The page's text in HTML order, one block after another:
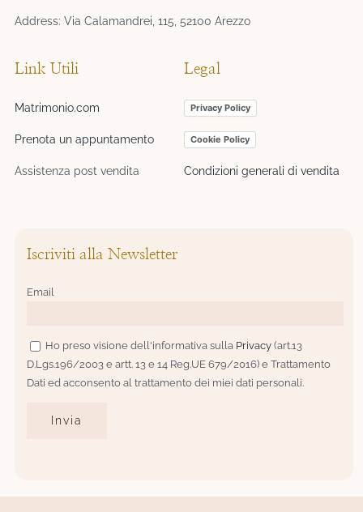
Address: Via Calamandrei, 115, 52100 Arezzo
Link Utili
Matrimonio.com
Prenota un appuntamento
Assistenza post vendita
Legal
Privacy Policy
Cookie Policy
Condizioni generali di vendita
Iscriviti alla Newsletter
Email
Ho preso visione dell'informativa sulla Privacy (art.13
D.Lgs.196/2003 e artt. 13 e 14 Reg.UE 679/2016) e Trattamento
Dati ed acconsento al trattamento dei miei dati personali.